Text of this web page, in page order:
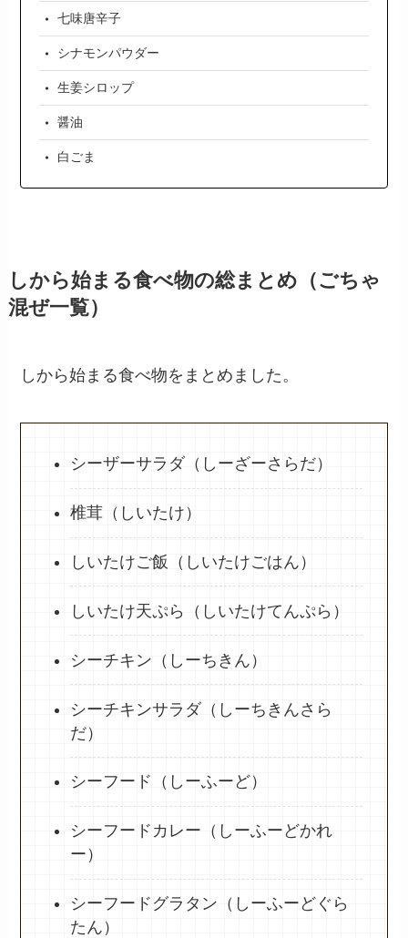
七味唐辛子
シナモンパウダー
生姜シロップ
醤油
白ごま
しから始まる食べ物の総まとめ（ごちゃ
混ぜ一覧）
しから始まる食べ物をまとめました。
シーザーサラダ（しーざーさらだ）
椎茸（しいたけ）
しいたけご飯（しいたけごはん）
しいたけ天ぷら（しいたけてんぷら）
シーチキン（しーちきん）
シーチキンサラダ（しーちきんさら
だ）
シーフード（しーふーど）
シーフードカレー（しーふーどかれ
ー）
シーフードグラタン（しーふーどぐら
たん）